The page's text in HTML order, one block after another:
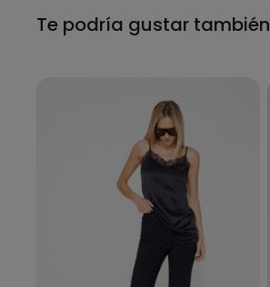
Te podría gustar también